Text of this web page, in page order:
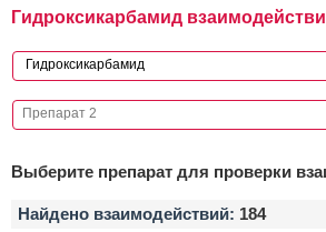
Гидроксикарбамид
Выберите препарат для проверки
Найдено взаимодействий: 184